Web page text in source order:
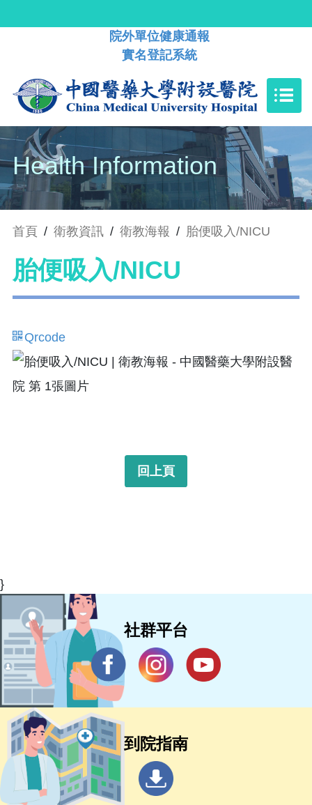
院外單位健康通報
實名登記系統
Health Information
首頁 / 衛教資訊 / 衛教海報 / 胎便吸入/NICU
胎便吸入/NICU
Qrcode
回上頁
}
社群平台
到院指南